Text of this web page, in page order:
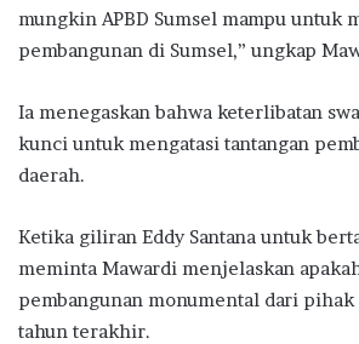
mungkin APBD Sumsel mampu untuk
pembangunan di Sumsel,” ungkap
Ia menegaskan bahwa keterlibatan
kunci untuk mengatasi tantangan
daerah.
Ketika giliran Eddy Santana untuk
meminta Mawardi menjelaskan
pembangunan monumental dari pihak
tahun terakhir.